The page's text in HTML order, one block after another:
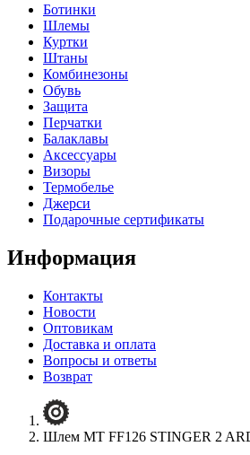
Ботинки
Шлемы
Куртки
Штаны
Комбинезоны
Обувь
Защита
Перчатки
Балаклавы
Аксессуары
Визоры
Термобелье
Джерси
Подарочные сертификаты
Информация
Контакты
Новости
Оптовикам
Доставка и оплата
Вопросы и ответы
Возврат
Шлем MT FF126 STINGER 2